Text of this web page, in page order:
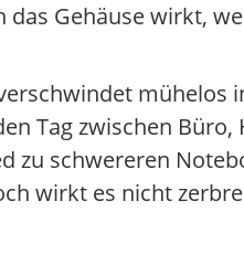
Gehäuse wirkt,
mühelos
Tag zwischen
zu schwereren
wirkt es nicht